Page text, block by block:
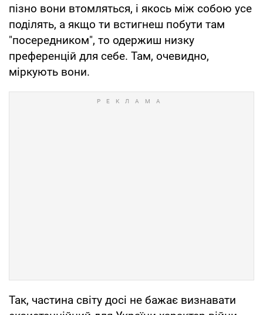
пізно вони втомляться, і якось між собою усе
поділять, а якщо ти встигнеш побути там
"посередником", то одержиш низку
преференцій для себе. Там, очевидно,
міркують вони.
Так, частина світу досі не бажає визнавати